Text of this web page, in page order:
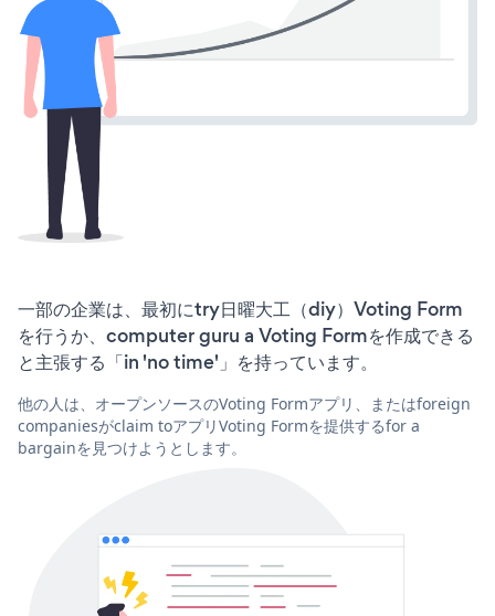
一部の企業は、最初にtry日曜大工（diy）Voting Form
を行うか、computer guru a Voting Formを作成できる
と主張する「in 'no time'」を持っています。
他の人は、オープンソースのVoting Formアプリ、またはforeign
companiesがclaim toアプリVoting Formを提供するfor a
bargainを見つけようとします。